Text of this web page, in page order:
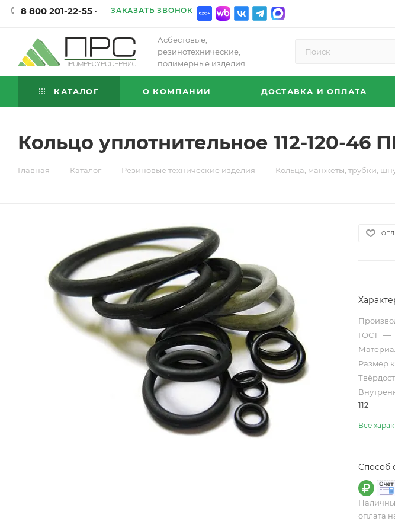
8 800 201-22-55 ЗАКАЗАТЬ ЗВОНОК
Асбестовые,
резинотехнические,
полимерные изделия
КАТАЛОГ О КОМПАНИИ ДОСТАВКА И ОПЛАТА
Кольцо уплотнительное 112-120-46
Главная — Каталог — Резиновые технические изделия — Кольца, манжеты, трубки,
ГОСТ —
Размер
112
Все
Способ
оплата